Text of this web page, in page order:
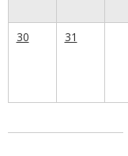
30 31